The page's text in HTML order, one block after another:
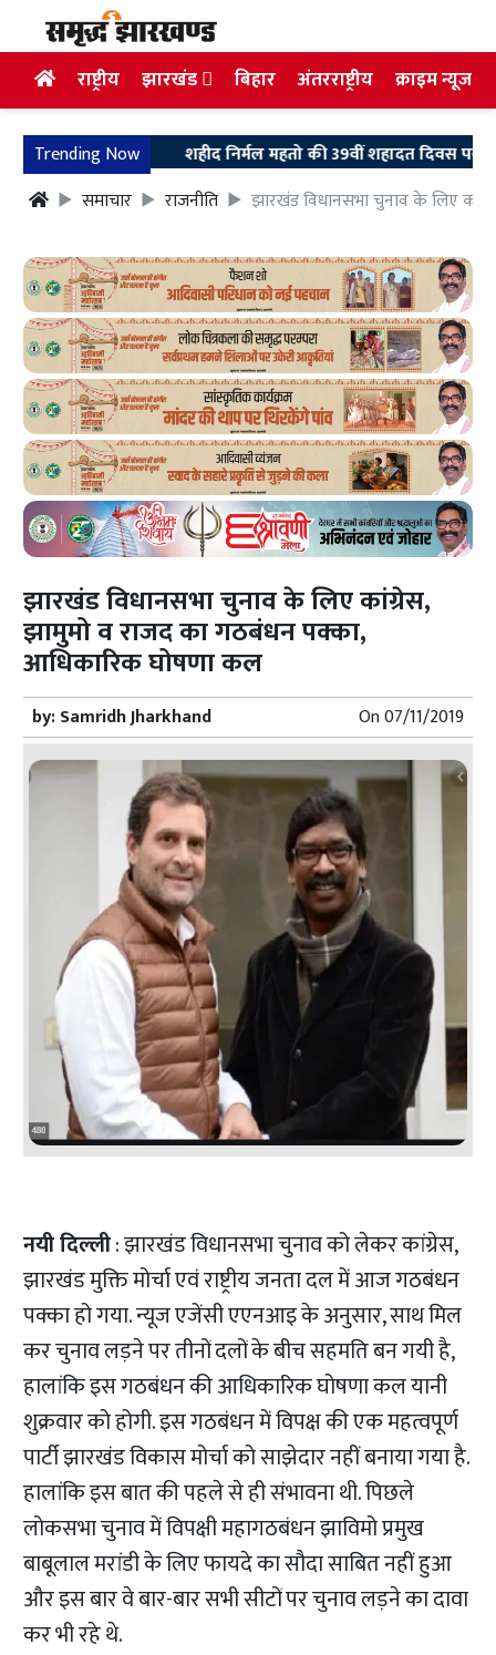
राष्ट्रीय झारखंड बिहार अंतरराष्ट्रीय क्राइम न्यूज
Trending Nowशहीद निर्मल महतो की 39वीं शहादत दिवस पर उलियान
समाचार
राजनीति झारखंड विधानसभा चुनाव के लिए
झारखंड विधानसभा चुनाव के लिए कांग्रेस,
झामुमो व राजद का गठबंधन पक्का,
आधिकारिक घोषणा कल
by:Samridh Jharkhand On07/11/2019
नयी दिल्ली: झारखंड विधानसभा चुनाव को लेकर कांग्रेस,
झारखंड मुक्ति मोर्चा एवं राष्ट्रीय जनता दल में आज गठबंधन
पक्का हो गया. न्यूज एजेंसी एएनआइ के अनुसार, साथ मिल
कर चुनाव लड़ने पर तीनों दलों के बीच सहमति बन गयी है,
हालांकि इस गठबंधन की आधिकारिक घोषणा कल यानी
शुक्रवार को होगी. इस गठबंधन में विपक्ष की एक महत्वपूर्ण
पार्टी झारखंड विकास मोर्चा को साझेदार नहीं बनाया गया है.
हालांकि इस बात की पहले से ही संभावना थी. पिछले
लोकसभा चुनाव में विपक्षी महागठबंधन झाविमो प्रमुख
बाबूलाल मरांडी के लिए फायदे का सौदा साबित नहीं हुआ
और इस बार वे बार-बार सभी सीटों पर चुनाव लड़ने का दावा
कर भी रहे थे.